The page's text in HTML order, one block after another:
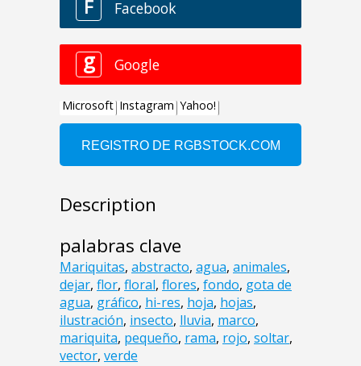
Description
palabras clave
Mariquitas, abstracto, agua, animales,
dejar, flor, floral, flores, fondo, gota de
agua, gráfico, hi-res, hoja, hojas,
ilustración, insecto, lluvia, marco,
mariquita, pequeño, rama, rojo, soltar,
vector, verde